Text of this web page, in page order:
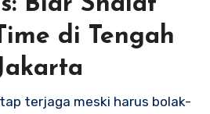
di Tengah
terjaga meski harus bolak-